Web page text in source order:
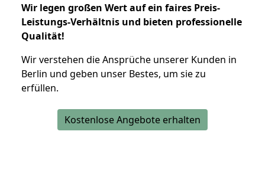
Wir legen großen Wert auf ein faires Preis-
Leistungs-Verhältnis und bieten professionelle
Qualität!
Wir verstehen die Ansprüche unserer Kunden in
Berlin und geben unser Bestes, um sie zu
erfüllen.
Kostenlose Angebote erhalten